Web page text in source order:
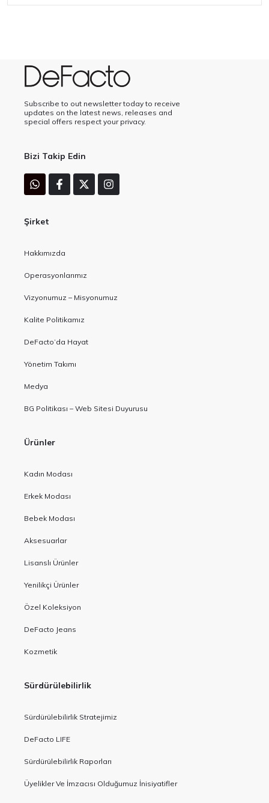
Subscribe to out newsletter today to receive
updates on the latest news, releases and
special offers respect your privacy.
Bizi Takip Edin
Şirket
Hakkımızda
Operasyonlarımız
Vizyonumuz – Misyonumuz
Kalite Politikamız
DeFacto’da Hayat
Yönetim Takımı
Medya
BG Politikası – Web Sitesi Duyurusu
Ürünler
Kadın Modası
Erkek Modası
Bebek Modası
Aksesuarlar
Lisanslı Ürünler
Yenilikçi Ürünler
Özel Koleksiyon
DeFacto Jeans
Kozmetik
Sürdürülebilirlik
Sürdürülebilirlik Stratejimiz
DeFacto LIFE
Sürdürülebilirlik Raporları
Üyelikler Ve İmzacısı Olduğumuz İnisiyatifler